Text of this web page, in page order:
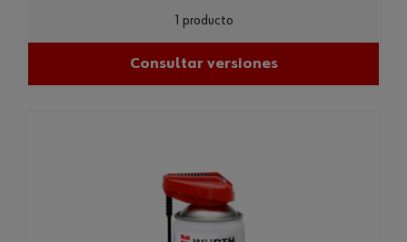
1 producto
Consultar versiones